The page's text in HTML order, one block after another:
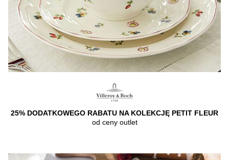
25% DODATKOWEGO RABATU NA KOLEKCJĘ PETIT FLEUR
od ceny outlet